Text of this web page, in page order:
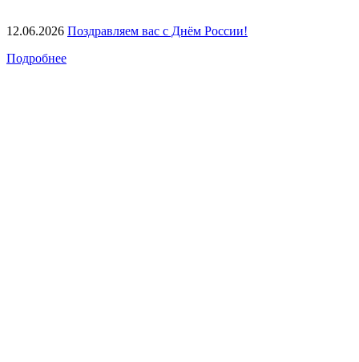
12.06.2026 Поздравляем вас с Днём России!
Подробнее